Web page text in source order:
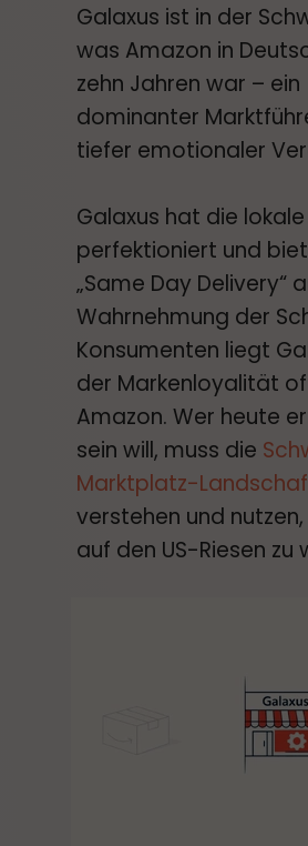
Galaxus ist in der
was Amazon in
zehn Jahren war – ein
dominanter
tiefer emotionaler
Galaxus hat die
perfektioniert und
„Same Day Delivery“
Wahrnehmung der
Konsumenten liegt
der Markenloyalität
Amazon. Wer heute
sein will, muss die
Marktplatz-
verstehen und
auf den US-Riesen zu